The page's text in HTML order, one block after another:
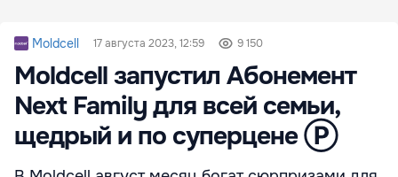
Moldcell 17 августа 2023, 12:59 9 150
Moldcell запустил Абонемент
Next Family для всей семьи,
щедрый и по суперцене Ⓟ